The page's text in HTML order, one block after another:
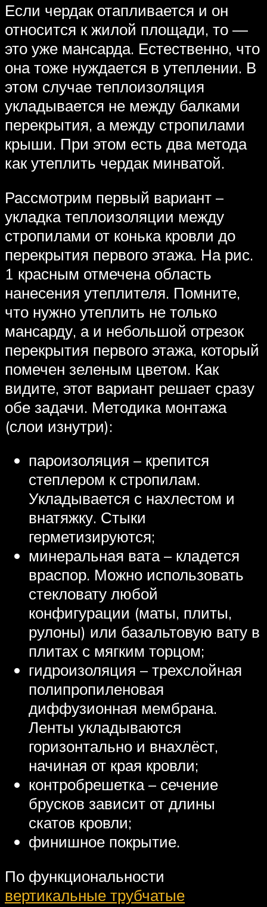
Если чердак отапливается и он
относится к жилой площади, то —
это уже мансарда. Естественно, что
она тоже нуждается в утеплении. В
этом случае теплоизоляция
укладывается не между балками
перекрытия, а между стропилами
крыши. При этом есть два метода
как утеплить чердак минватой.
Рассмотрим первый вариант –
укладка теплоизоляции между
стропилами от конька кровли до
перекрытия первого этажа. На рис.
1 красным отмечена область
нанесения утеплителя. Помните,
что нужно утеплить не только
мансарду, а и небольшой отрезок
перекрытия первого этажа, который
помечен зеленым цветом. Как
видите, этот вариант решает сразу
обе задачи. Методика монтажа
(слои изнутри):
пароизоляция – крепится
степлером к стропилам.
Укладывается с нахлестом и
внатяжку. Стыки
герметизируются;
минеральная вата – кладется
враспор. Можно использовать
стекловату любой
конфигурации (маты, плиты,
рулоны) или базальтовую вату в
плитах с мягким торцом;
гидроизоляция – трехслойная
полипропиленовая
диффузионная мембрана.
Ленты укладываются
горизонтально и внахлёст,
начиная от края кровли;
контробрешетка – сечение
брусков зависит от длины
скатов кровли;
финишное покрытие.
По функциональности
вертикальные трубчатые